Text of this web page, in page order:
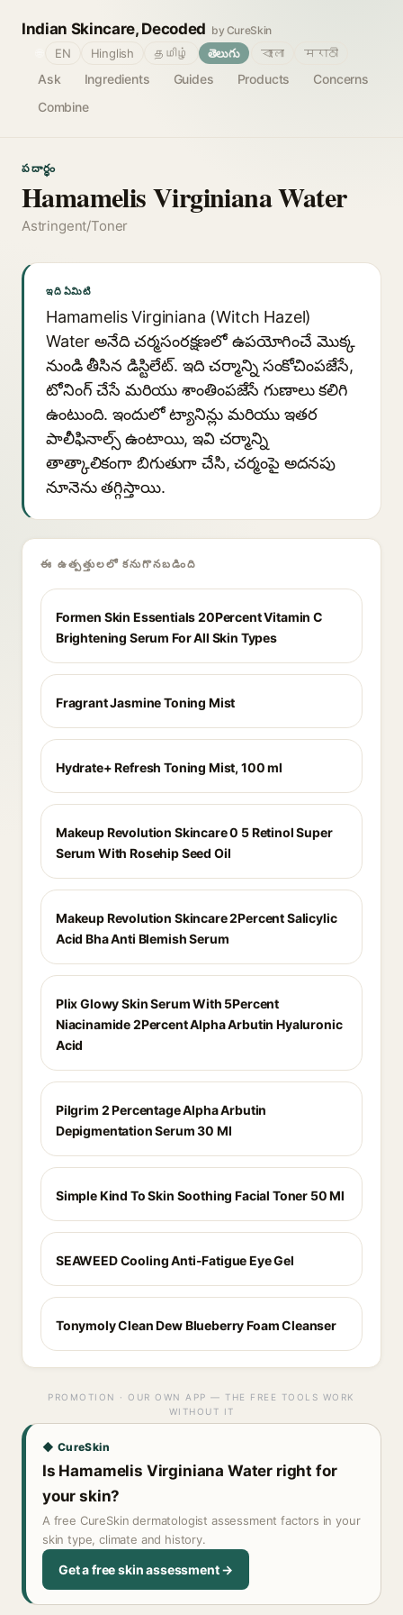
Indian Skincare, Decoded by CureSkin
Ask Ingredients Guides Products
Concerns
Combine
EN Hinglish தமிழ் తెలుగు বাংলা मराठी
పదార్థం
Hamamelis Virginiana Water
Astringent/Toner
ఇది ఏమిటి
Hamamelis Virginiana (Witch Hazel)
Water అనేది చర్మసంరక్షణలో ఉపయోగించే మొక్క
నుండి తీసిన డిస్టిలేట్. ఇది చర్మాన్ని సంకోచింపజేసే,
టోనింగ్ చేసే మరియు శాంతింపజేసే గుణాలు కలిగి
ఉంటుంది. ఇందులో ట్యానిన్లు మరియు ఇతర
పాలీఫినాల్స్ ఉంటాయి, ఇవి చర్మాన్ని
తాత్కాలికంగా బిగుతుగా చేసి, చర్మంపై అదనపు
నూనెను తగ్గిస్తాయి.
ఈ ఉత్పత్తులలో కనుగొనబడింది
Formen Skin Essentials 20Percent Vitamin C
Brightening Serum For All Skin Types
Fragrant Jasmine Toning Mist
Hydrate+ Refresh Toning Mist, 100 ml
Makeup Revolution Skincare 0 5 Retinol Super
Serum With Rosehip Seed Oil
Makeup Revolution Skincare 2Percent Salicylic
Acid Bha Anti Blemish Serum
Plix Glowy Skin Serum With 5Percent
Niacinamide 2Percent Alpha Arbutin Hyaluronic
Acid
Pilgrim 2 Percentage Alpha Arbutin
Depigmentation Serum 30 Ml
Simple Kind To Skin Soothing Facial Toner 50 Ml
SEAWEED Cooling Anti-Fatigue Eye Gel
Tonymoly Clean Dew Blueberry Foam Cleanser
PROMOTION · OUR OWN APP — THE FREE TOOLS WORK
WITHOUT IT
◆ CureSkin
Is Hamamelis Virginiana Water right for
your skin?
A free CureSkin dermatologist assessment factors in your
skin type, climate and history.
Get a free skin assessment →